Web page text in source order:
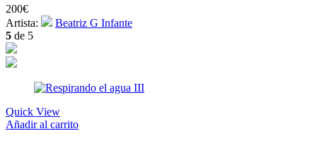
200€
Artista:
Beatriz G Infante
5 de 5
Quick View
Añadir al carrito